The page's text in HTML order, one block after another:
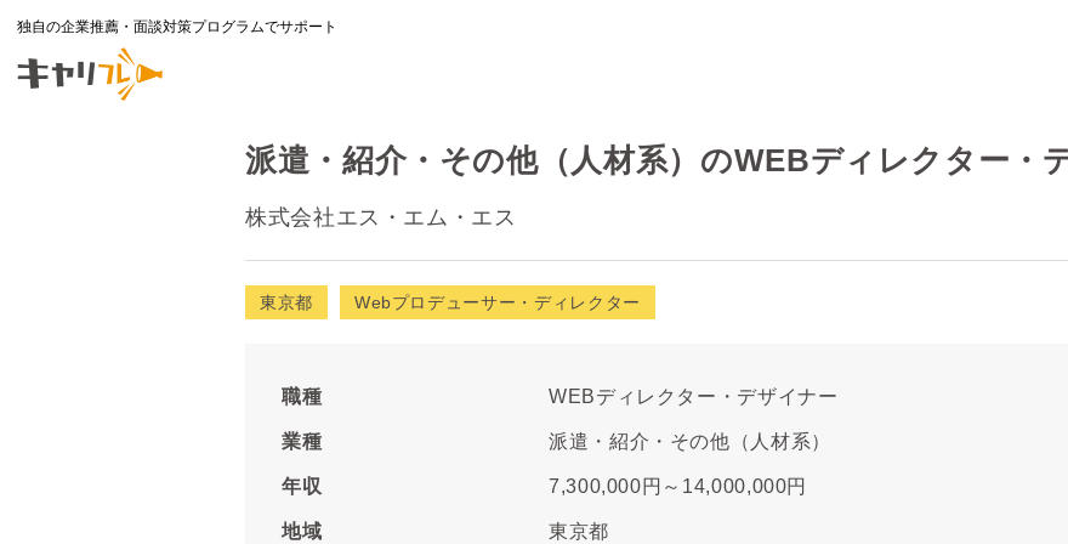
独自の企業推薦・面談対策プログラムでサポート
派遣・紹介・その他（人材系）のWEBディレクター・
株式会社エス・エム・エス
東京都 Webプロデューサー・ディレクター
職種 WEBディレクター・デザイナー
業種 派遣・紹介・その他（人材系）
年収 7,300,000円～14,000,000円
地域 東京都